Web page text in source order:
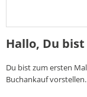
Hallo, Du
Du bist zum ersten
Buchankauf vorstellen.